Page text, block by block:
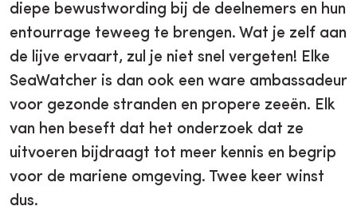
diepe bewustwording bij de deelnemers en hun
entourrage teweeg te brengen. Wat je zelf aan
de lijve ervaart, zul je niet snel vergeten! Elke
SeaWatcher is dan ook een ware ambassadeur
voor gezonde stranden en propere zeeën. Elk
van hen beseft dat het onderzoek dat ze
uitvoeren bijdraagt tot meer kennis en begrip
voor de mariene omgeving. Twee keer winst
dus.